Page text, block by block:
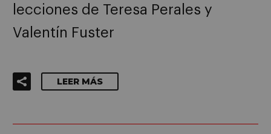
lecciones de Teresa Perales y
Valentín Fuster
LEER MÁS